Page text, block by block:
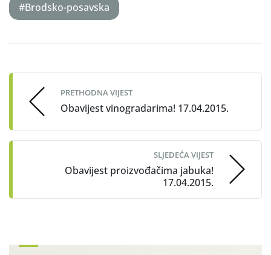
#Brodsko-posavska
navigation
PRETHODNA VIJEST
Obavijest vinogradarima! 17.04.2015.
SLJEDEĆA VIJEST
Obavijest proizvođačima jabuka!
17.04.2015.